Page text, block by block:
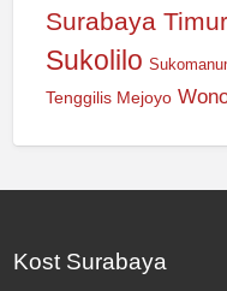
Surabaya Timur
Sukolilo
Tenggilis Mejoyo
Kost Surabaya